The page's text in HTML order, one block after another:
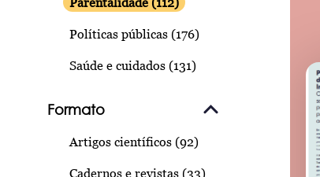
Políticas públicas (176)
Saúde e cuidados (131)
Formato
Artigos científicos (92)
Cadernos e revistas (33)